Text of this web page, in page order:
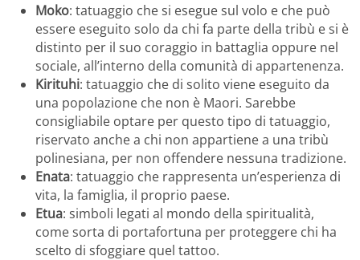
Moko: tatuaggio che si esegue sul volo e che può
essere eseguito solo da chi fa parte della tribù e si è
distinto per il suo coraggio in battaglia oppure nel
sociale, all’interno della comunità di appartenenza.
Kirituhi: tatuaggio che di solito viene eseguito da
una popolazione che non è Maori. Sarebbe
consigliabile optare per questo tipo di tatuaggio,
riservato anche a chi non appartiene a una tribù
polinesiana, per non offendere nessuna tradizione.
Enata: tatuaggio che rappresenta un’esperienza di
vita, la famiglia, il proprio paese.
Etua: simboli legati al mondo della spiritualità,
come sorta di portafortuna per proteggere chi ha
scelto di sfoggiare quel tattoo.